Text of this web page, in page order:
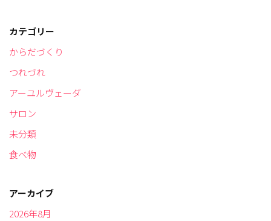
カテゴリー
からだづくり
つれづれ
アーユルヴェーダ
サロン
未分類
食べ物
アーカイブ
2026年8月